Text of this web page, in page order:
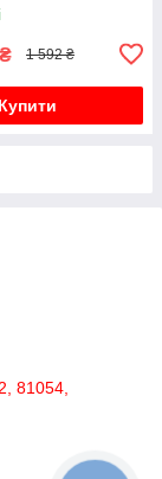
₴ 1 592 ₴
Купити
81054,